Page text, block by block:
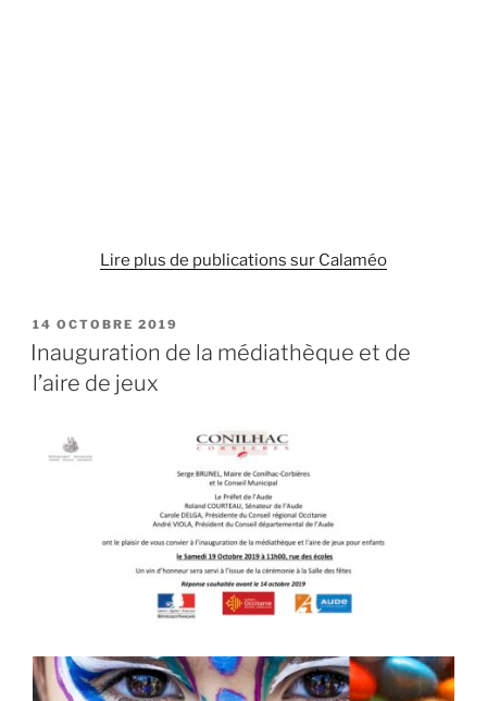
Lire plus de publications sur Calaméo
PUBLIÉ
LE
14 OCTOBRE 2019
Inauguration de la médiathèque et de
l’aire de jeux